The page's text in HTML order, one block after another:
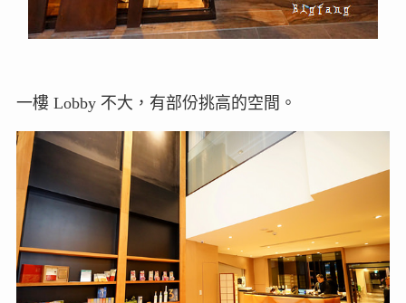
一樓 Lobby 不大，有部份挑高的空間。